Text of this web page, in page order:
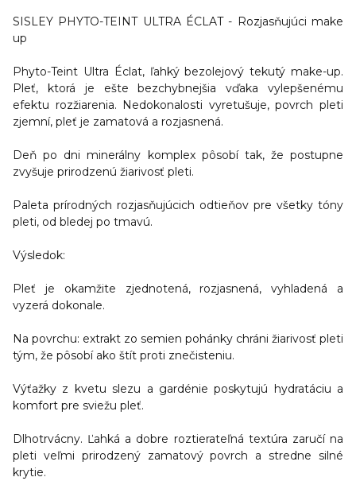
SISLEY PHYTO-TEINT ULTRA ÉCLAT - Rozjasňujúci make
up
Phyto-Teint Ultra Éclat, ľahký bezolejový tekutý make-up.
Pleť, ktorá je ešte bezchybnejšia vďaka vylepšenému
efektu rozžiarenia. Nedokonalosti vyretušuje, povrch pleti
zjemní, pleť je zamatová a rozjasnená.
Deň po dni minerálny komplex pôsobí tak, že postupne
zvyšuje prirodzenú žiarivosť pleti.
Paleta prírodných rozjasňujúcich odtieňov pre všetky tóny
pleti, od bledej po tmavú.
Výsledok:
Pleť je okamžite zjednotená, rozjasnená, vyhladená a
vyzerá dokonale.
Na povrchu: extrakt zo semien pohánky chráni žiarivosť pleti
tým, že pôsobí ako štít proti znečisteniu.
Výťažky z kvetu slezu a gardénie poskytujú hydratáciu a
komfort pre sviežu pleť.
Dlhotrvácny. Ľahká a dobre roztierateľná textúra zaručí na
pleti veľmi prirodzený zamatový povrch a stredne silné
krytie.